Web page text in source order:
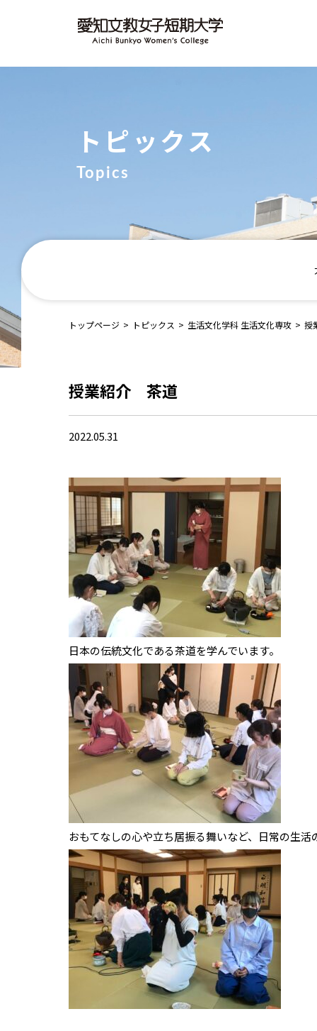
トピックス
Topics
トップページ > トピックス > 生活文化学科 生活文化専攻 > 授
授業紹介 茶道
2022.05.31
日本の伝統文化である茶道を学んでいます。
おもてなしの心や立ち居振る舞いなど、日常の生活